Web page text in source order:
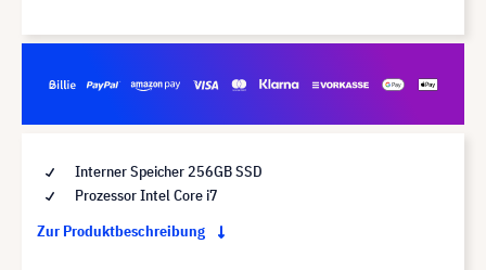
Interner Speicher 256GB SSD
Prozessor Intel Core i7
Zur Produktbeschreibung